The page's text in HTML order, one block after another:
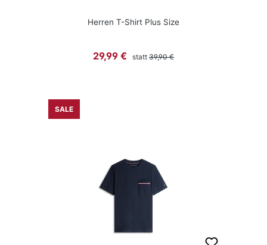
Herren T-Shirt Plus Size
Verkaufspreis:
29,99 € statt Regulärer Preis:
39,90 €
SALE